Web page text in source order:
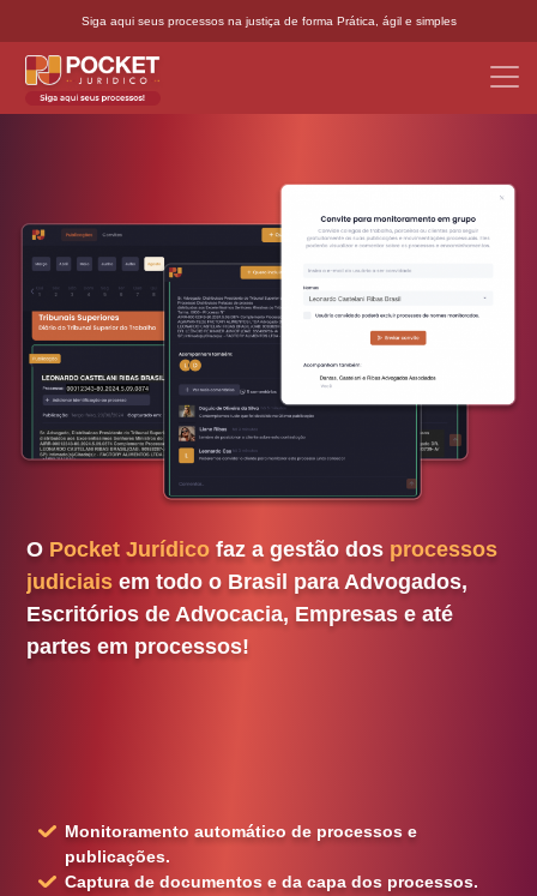
Siga aqui seus processos na justiça de forma Prática, ágil e simples
O Pocket Jurídico faz a gestão dos processos
judiciais em todo o Brasil para Advogados,
Escritórios de Advocacia, Empresas e até
partes em processos!
Monitoramento automático de processos e
publicações.
Captura de documentos e da capa dos processos.